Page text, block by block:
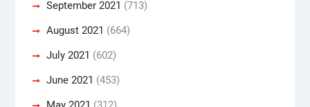
September 2021 (713)
August 2021 (664)
July 2021 (602)
June 2021 (453)